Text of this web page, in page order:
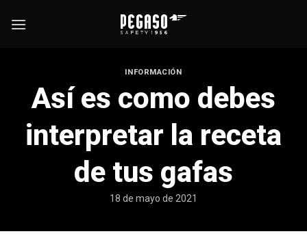
INFORMACIÓN
Así es como debes
interpretar la receta
de tus gafas
18 de mayo de 2021